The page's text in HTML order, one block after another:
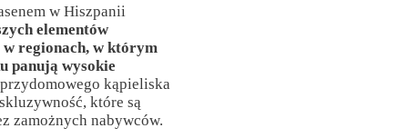
w Hiszpanii
elementów
regionach, w którym
panują wysokie
kąpieliska
które są
zamożnych nabywców.